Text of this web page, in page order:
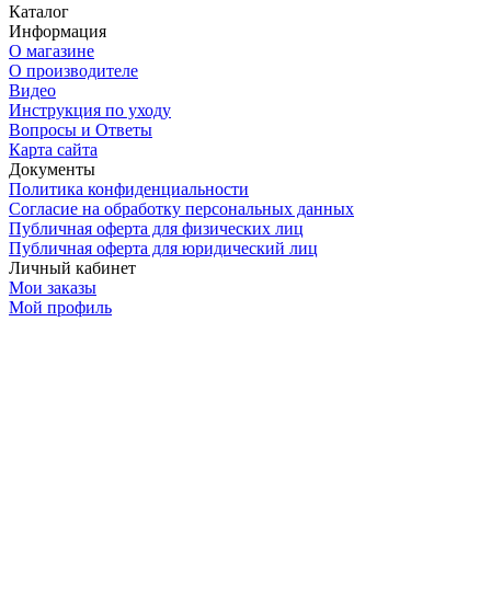
Каталог
Информация
О магазине
О производителе
Видео
Инструкция по уходу
Вопросы и Ответы
Карта сайта
Документы
Политика конфиденциальности
Согласие на обработку персональных данных
Публичная оферта для физических лиц
Публичная оферта для юридический лиц
Личный кабинет
Мои заказы
Мой профиль